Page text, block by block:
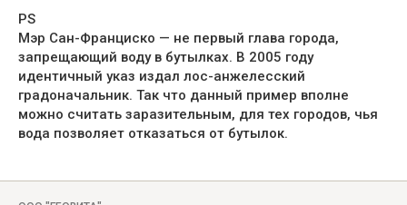
PS
Мэр Сан-Франциско — не первый глава города,
запрещающий воду в бутылках. В 2005 году
идентичный указ издал лос-анжелесский
градоначальник. Так что данный пример вполне
можно считать заразительным, для тех городов, чья
вода позволяет отказаться от бутылок.